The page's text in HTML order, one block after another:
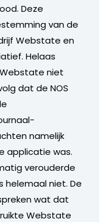
Deze
van de
Webstate en
Helaas
niet
dat de NOS
namelijk
applicatie was.
verouderde
helemaal niet. De
wat dat
Webstate